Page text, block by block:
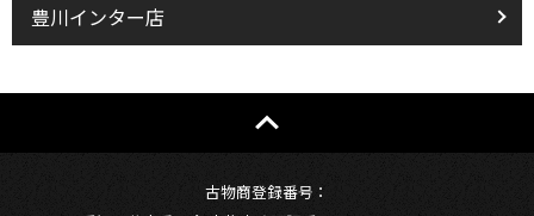
豊川インター店
古物商登録番号：